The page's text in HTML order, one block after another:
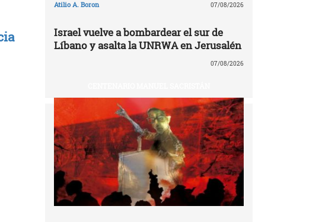
Atilio A. Boron 07/08/2026
Israel vuelve a bombardear el sur de
Líbano y asalta la UNRWA en Jerusalén
07/08/2026